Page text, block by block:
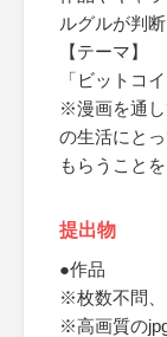
ルグルが判
【テーマ】
「ビットコイ
※漫画を通し
の生活にと
もらうこと
提出物
●作品
※枚数不問
※高画質の